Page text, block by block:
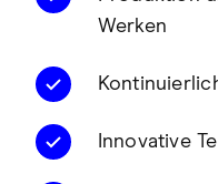
Werken
Innovative